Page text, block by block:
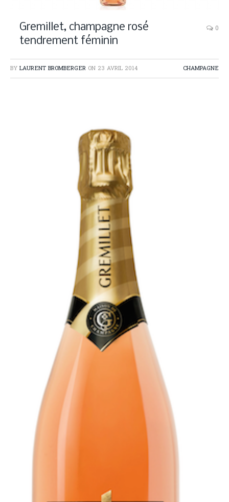
Gremillet, champagne rosé
tendrement féminin
0
BY LAURENT BROMBERGER ON 23 AVRIL 2014 CHAMPAGNE